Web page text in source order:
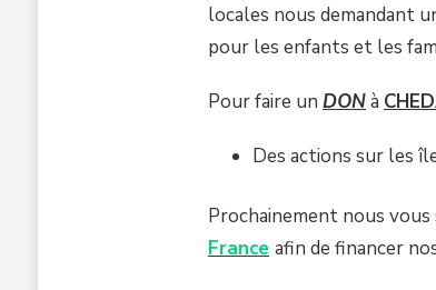
locales nous demandant
pour les enfants et les
Pour faire un DONà
Des actions sur les
Prochainement nous
France afin de financer